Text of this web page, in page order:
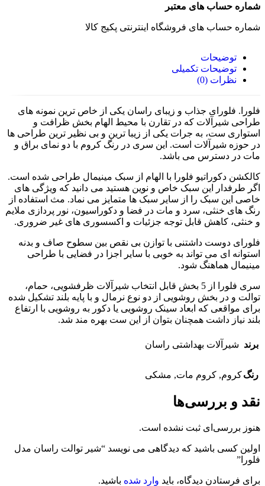
شماره حساب های معتبر
شماره حساب های فروشگاه اینترنتی پکیج کالا
توضیحات
توضیحات تکمیلی
نظرات (0)
فلورا. فلورای جذاب و زیبای راسان یکی از خاص ترین نمونه های
طراحی شیرآلات که در تقارن با محیط الهام بخش ظرافت و
استواری ست، به جرات یکی از زیبا ترین و بی نظیر ترین طراحی ها
در حوزه شیرآلات است. این سری در رنگ کروم با دو نمای براق و
مات در دسترس می باشد.
کالکشن دکوراتیو فلورا با الهام از سبک مینیمال طراحی شده است.
اگر طرفدار این سبک خاص و نوین هستید می دانید که ویژگی های
خاصی این سبک را از سایر سبک ها متمایز می نماد. مث استفاده از
رنگ های خنثی، سرد و مات در فضا و دکوراسیون، نور پردازی ملایم
و خنثی، کاهش قابل توجه جزئیات و اکسسوری های غیر ضروری.
فلورای دوست داشتنی با توازن بی نقص بین سطوح صاف و بدنه
استوانه ای می تواند به خوبی با سایر اجزا در فضایی با طراحی
مینیمال هماهنگ شود.
سری فلورا از 5 بخش قابل انتخاب شیرآلات ظرفشویی، حمام،
توالت و در بخش روشویی از دو نوع نرمال و با پایه بلند تشکیل شده
برای مواقعی که ابعاد سینک روشویی یا دکور به روشویی با ارتفاع
بلند نیاز داشت همچنان بتوان از این ست بهره مند شد.
برند شیرآلات بهداشتی راسان
رنگکروم, کروم مات, مشکی
نقد و بررسی‌ها
هنوز بررسی‌ای ثبت نشده است.
اولین کسی باشید که دیدگاهی می نویسد “شیر توالت راسان مدل
فلورا”
برای فرستادن دیدگاه، باید وارد شده باشید.